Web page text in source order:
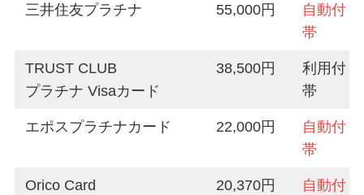
三井住友プラチナ 55,000円
自動付
帯
TRUST CLUB
プラチナ Visaカード
38,500円
利用付
帯
エポスプラチナカード 22,000円
自動付
帯
Orico Card
20,370円
自動付